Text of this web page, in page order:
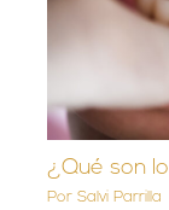
¿Qué son
PorSalvi Parrilla